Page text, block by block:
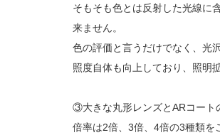
そもそも色とは反射した光線に
来ません。
色の評価と言うだけでなく、光
照度自体も向上しており、照明
③大きな丸形レンズとARコート
倍率は2倍、3倍、4倍の3種類